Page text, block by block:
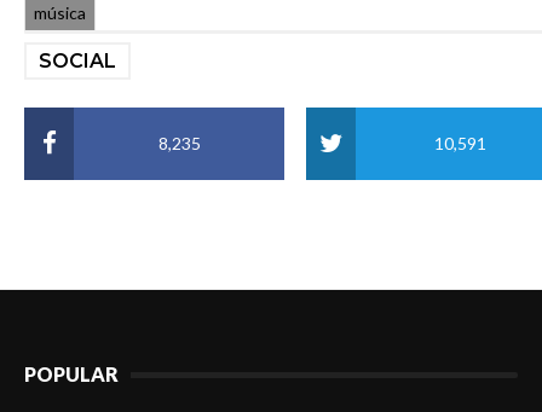
música
SOCIAL
8,235 10,591
POPULAR